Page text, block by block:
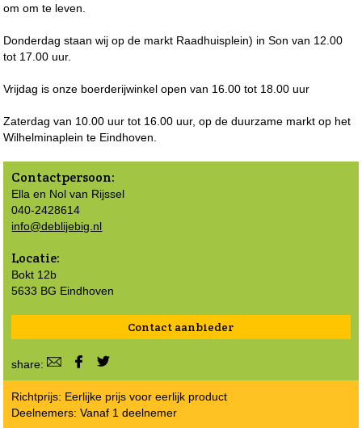
om om te leven.
Donderdag staan wij op de markt Raadhuisplein) in Son van 12.00
tot 17.00 uur.
Vrijdag is onze boerderijwinkel open van 16.00 tot 18.00 uur
Zaterdag van 10.00 uur tot 16.00 uur, op de duurzame markt op het
Wilhelminaplein te Eindhoven.
Contactpersoon:
Ella en Nol van Rijssel
040-2428614
info@deblijebig.nl
Locatie:
Bokt 12b
5633 BG Eindhoven
Contact aanbieder
share:
Richtprijs: Eerlijke prijs voor eerlijk product
Deelnemers: Vanaf 1 deelnemer